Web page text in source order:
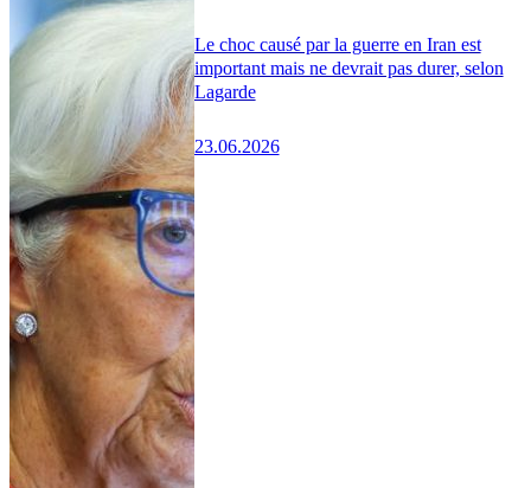
Le choc causé par la guerre en Iran est
important mais ne devrait pas durer, selon
Lagarde
23.06.2026